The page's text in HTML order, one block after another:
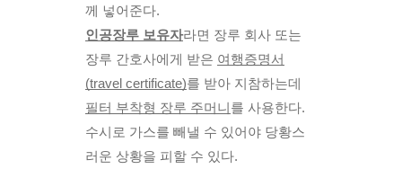
께 넣어준다.
인공장루 보유자라면 장루 회사 또는
장루 간호사에게 받은 여행증명서
(travel certificate)를 받아 지참하는데
필터 부착형 장루 주머니 를 사용한다.
수시로 가스를 빼낼 수 있어야 당황스
러운 상황을 피할 수 있다.